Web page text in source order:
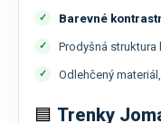
Barevné
Prodyšná struktura
Odlehčený
🟦 Trenky